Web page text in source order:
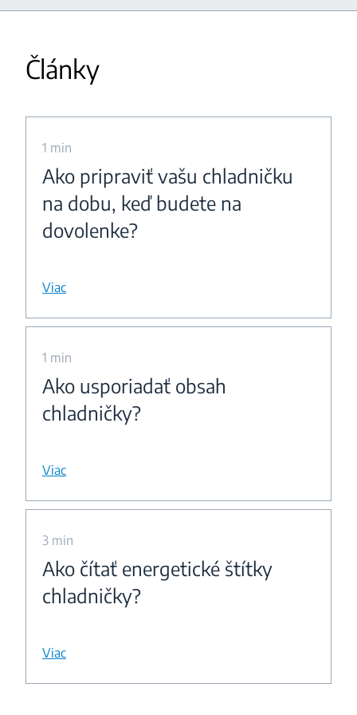
Články
1 min
Ako pripraviť vašu chladničku
na dobu, keď budete na
dovolenke?
Viac
1 min
Ako usporiadať obsah
chladničky?
Viac
3 min
Ako čítať energetické štítky
chladničky?
Viac